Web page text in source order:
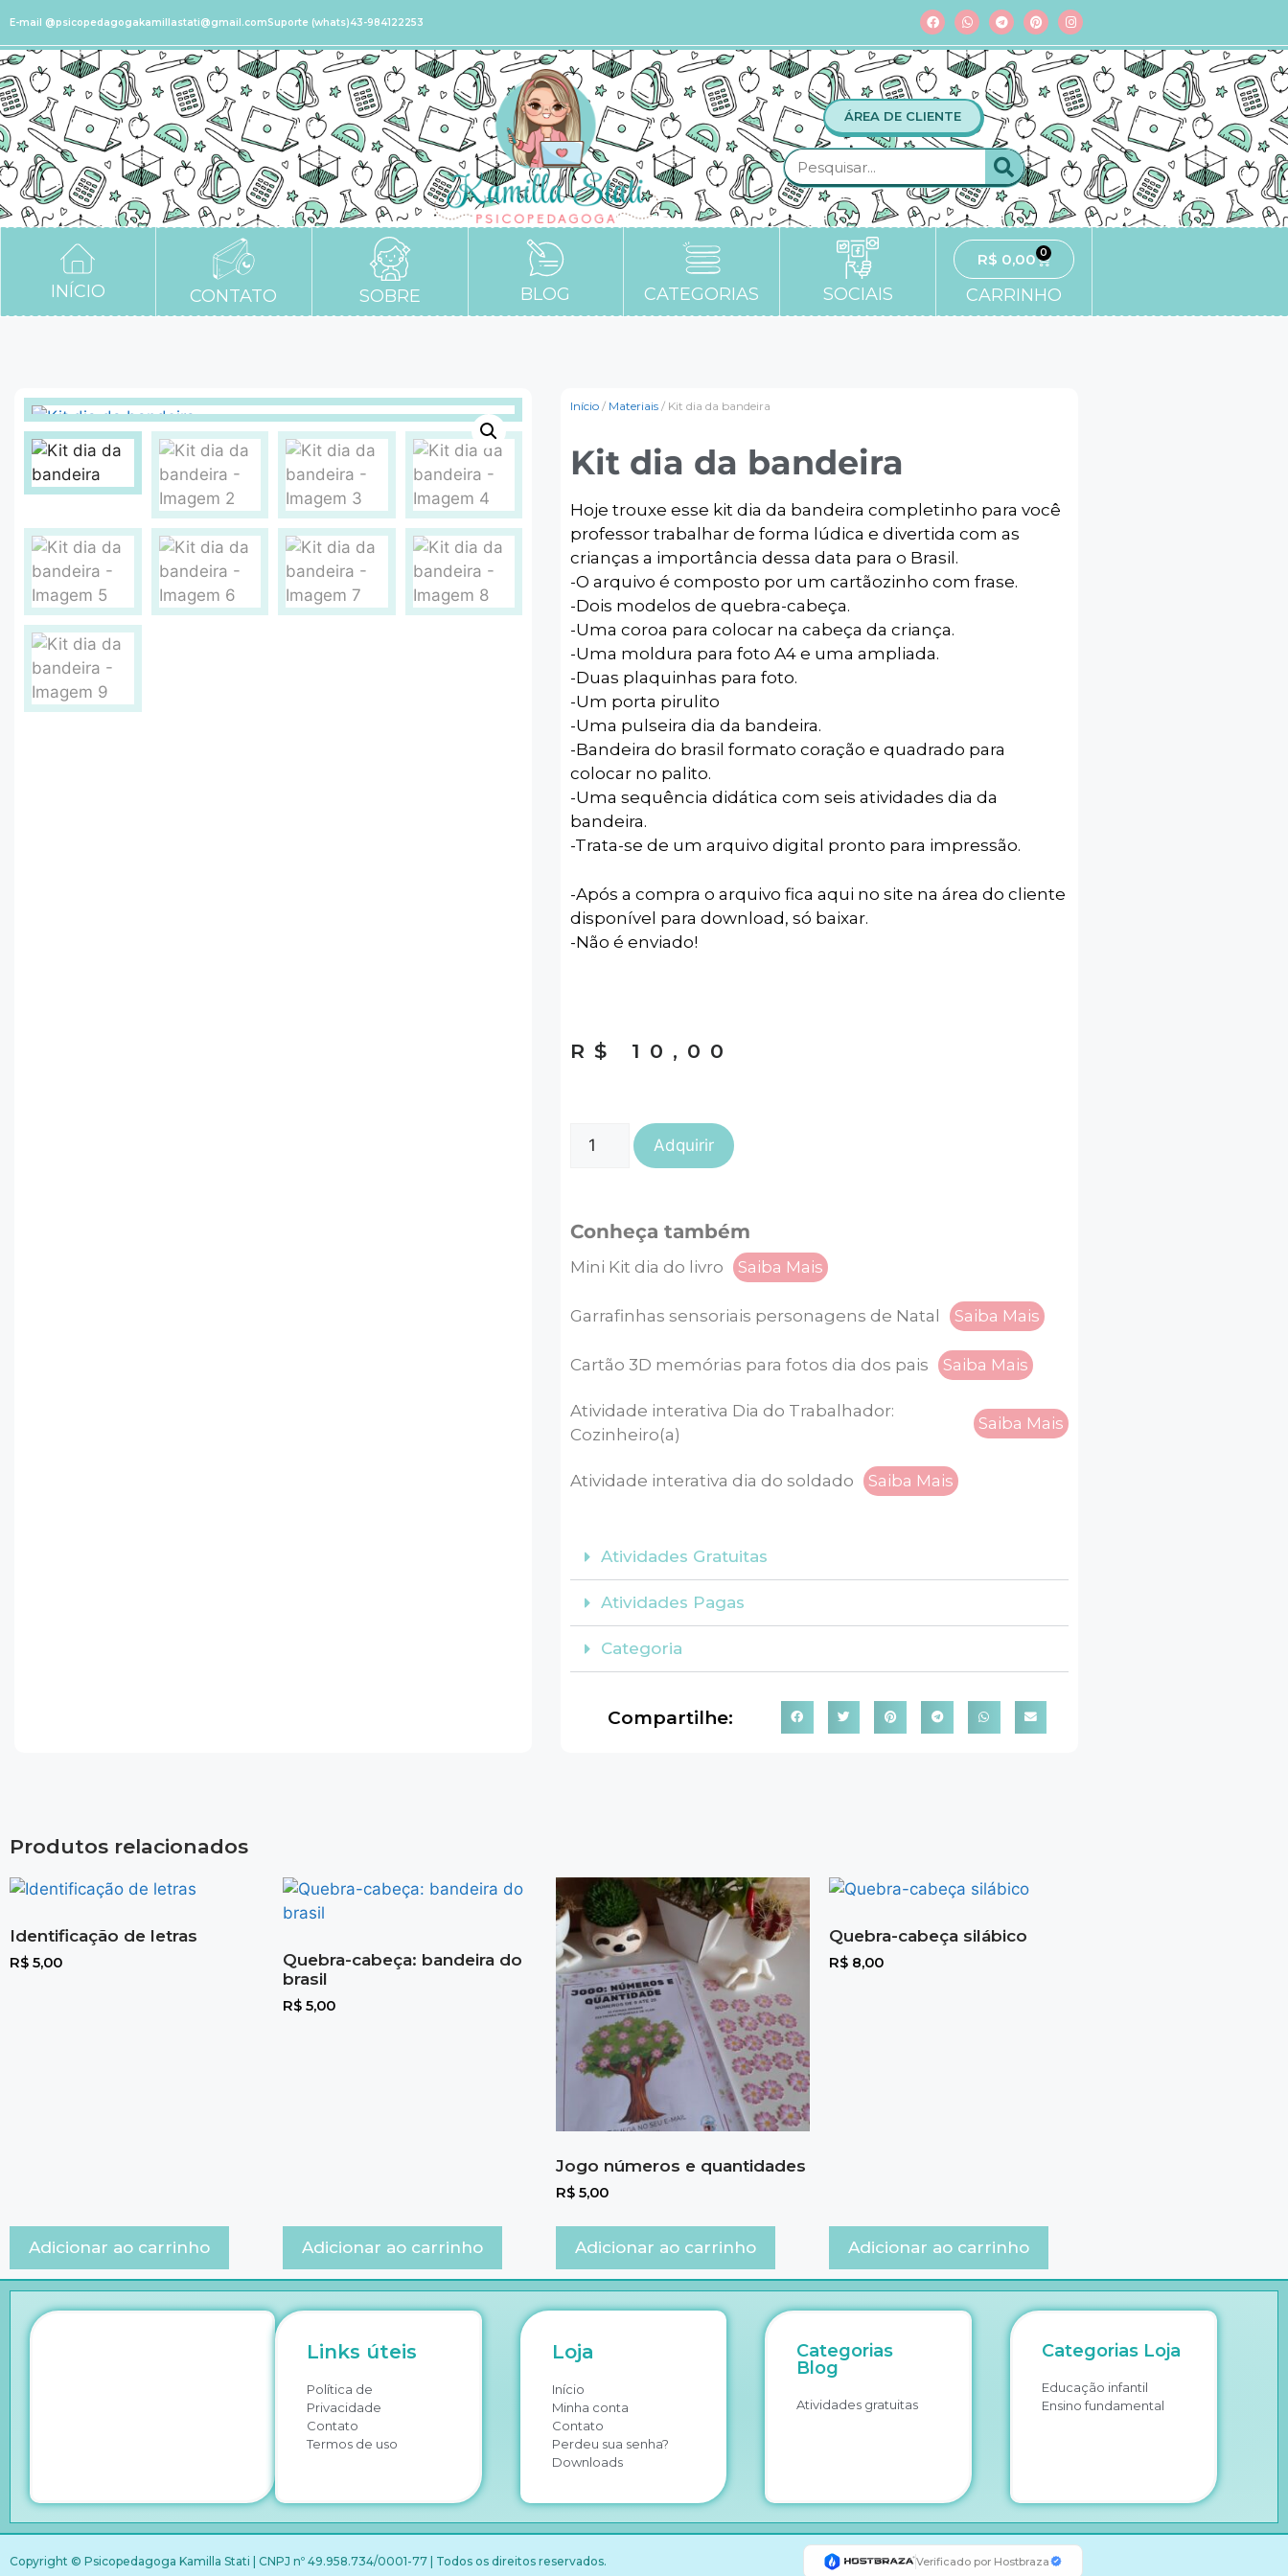
E-mail @psicopedagogakamillastati@gmail.comSuporte (whats)43-984122253
ÁREA DE CLIENTE
INÍCIO CONTATO SOBRE BLOG CATEGORIAS SOCIAIS
R$ 0,00 0
CARRINHO
Início / Materiais / Kit dia da bandeira
Kit dia da bandeira
Hoje trouxe esse kit dia da bandeira completinho para você
professor trabalhar de forma lúdica e divertida com as
crianças a importância dessa data para o Brasil.
-O arquivo é composto por um cartãozinho com frase.
-Dois modelos de quebra-cabeça.
-Uma coroa para colocar na cabeça da criança.
-Uma moldura para foto A4 e uma ampliada.
-Duas plaquinhas para foto.
-Um porta pirulito
-Uma pulseira dia da bandeira.
-Bandeira do brasil formato coração e quadrado para
colocar no palito.
-Uma sequência didática com seis atividades dia da
bandeira.
-Trata-se de um arquivo digital pronto para impressão.
-Após a compra o arquivo fica aqui no site na área do cliente
disponível para download, só baixar.
-Não é enviado!
R$ 10,00
Adquirir
Conheça também
Mini Kit dia do livro Saiba Mais
Garrafinhas sensoriais personagens de Natal Saiba Mais
Cartão 3D memórias para fotos dia dos pais Saiba Mais
Atividade interativa Dia do Trabalhador:
Cozinheiro(a)
Saiba Mais
Atividade interativa dia do soldado Saiba Mais
Atividades Gratuitas
Atividades Pagas
Categoria
Compartilhe:
Produtos relacionados
Identificação de letras
R$ 5,00
Adicionar ao carrinho
Quebra-cabeça: bandeira do
brasil
R$ 5,00
Adicionar ao carrinho
Jogo números e quantidades
R$ 5,00
Adicionar ao carrinho
Quebra-cabeça silábico
R$ 8,00
Adicionar ao carrinho
Links úteis
Política de
Privacidade
Contato
Termos de uso
Loja
Início
Minha conta
Contato
Perdeu sua senha?
Downloads
Categorias
Blog
Atividades gratuitas
Categorias Loja
Educação infantil
Ensino fundamental
Copyright © Psicopedagoga Kamilla Stati | CNPJ nº 49.958.734/0001-77 | Todos os direitos reservados.